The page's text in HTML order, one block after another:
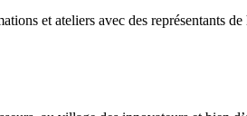
et ateliers avec des représentants